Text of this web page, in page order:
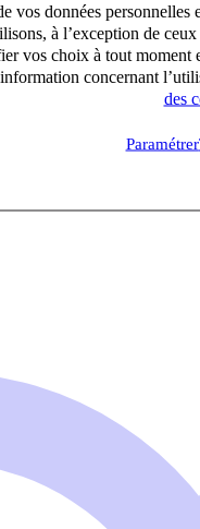
vos données
à l’exception de
vos choix à tout moment
concernant
des
Paramétrer